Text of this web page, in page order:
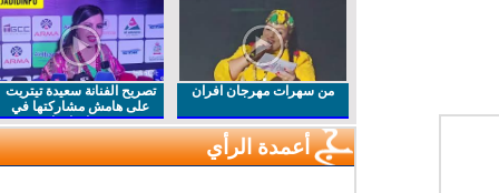
من سهرات مهرجان افران
تصريح الفنانة سعيدة تيتريت
على هامش مشاركتها في
مهرجان افران
أعمدة الرأي